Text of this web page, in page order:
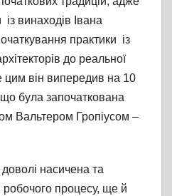
винаходів Івана
практики із
до реальної
він випередив на 10
що була започаткована
Вальтером Гропіусом –
насичена та
робочого процесу, ще й